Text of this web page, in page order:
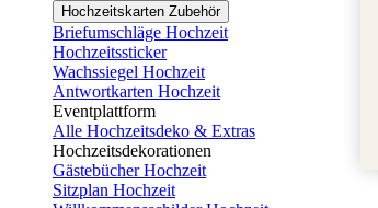
Hochzeitskarten Zubehör
Briefumschläge Hochzeit
Hochzeitssticker
Wachssiegel Hochzeit
Antwortkarten Hochzeit
Eventplattform
Alle Hochzeitsdeko & Extras
Hochzeitsdekorationen
Gästebücher Hochzeit
Sitzplan Hochzeit